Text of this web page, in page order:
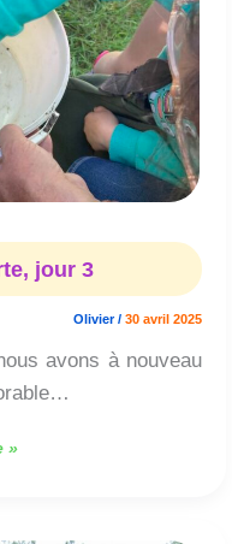
jour 3
Olivier/ 30 avril 2025
avons à nouveau
»